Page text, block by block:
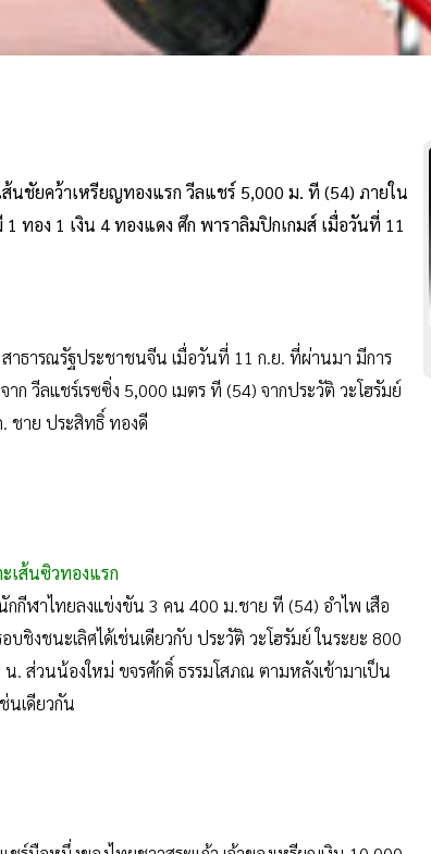
นชัยคว้าเหรียญทองแรก วีลแชร์ 5,000 ม. ที (54) ภายใน
ทอง 1 เงิน 4 ทองแดง ศึก พาราลิมปิกเกมส์ เมื่อวันที่ 11
าธารณรัฐประชาชนจีน เมื่อวันที่ 11 ก.ย. ที่ผ่านมา มีการ
วีลแชร์เรซซิ่ง 5,000 เมตร ที (54) จากประวัติ วะโฮรัมย์
ชาย ประสิทธิ์ ทองดี
เส้นซิวทองแรก
กกีฬาไทยลงแข่งขัน 3 คน 400 ม.ชาย ที (54) อำไพ เสือ
ชิงชนะเลิศได้เช่นเดียวกับ ประวัติ วะโฮรัมย์ ในระยะ 800
. ส่วนน้องใหม่ ขจรศักดิ์ ธรรมโสภณ ตามหลังเข้ามาเป็น
นเดียวกัน